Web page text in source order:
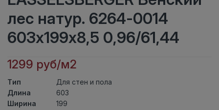
лес натур. 6264-0014
603х199х8,5 0,96/61,44
1299 руб/м2
Тип
Для стен и пола
Длина
603
Ширина
199